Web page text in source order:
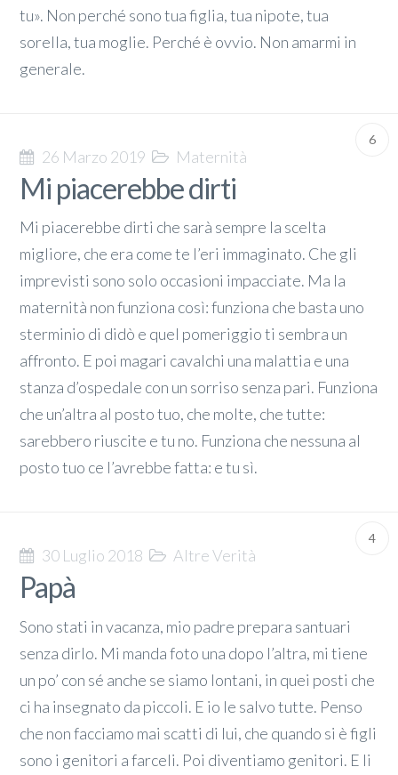
tu». Non perché sono tua figlia, tua nipote, tua
sorella, tua moglie. Perché è ovvio. Non amarmi in
generale.
6
26 Marzo 2019 Maternità
Mi piacerebbe dirti
Mi piacerebbe dirti che sarà sempre la scelta
migliore, che era come te l’eri immaginato. Che gli
imprevisti sono solo occasioni impacciate. Ma la
maternità non funziona così: funziona che basta uno
sterminio di didò e quel pomeriggio ti sembra un
affronto. E poi magari cavalchi una malattia e una
stanza d’ospedale con un sorriso senza pari. Funziona
che un’altra al posto tuo, che molte, che tutte:
sarebbero riuscite e tu no. Funziona che nessuna al
posto tuo ce l’avrebbe fatta: e tu sì.
4
30 Luglio 2018 Altre Verità
Papà
Sono stati in vacanza, mio padre prepara santuari
senza dirlo. Mi manda foto una dopo l’altra, mi tiene
un po’ con sé anche se siamo lontani, in quei posti che
ci ha insegnato da piccoli. E io le salvo tutte. Penso
che non facciamo mai scatti di lui, che quando si è figli
sono i genitori a farceli. Poi diventiamo genitori. E li